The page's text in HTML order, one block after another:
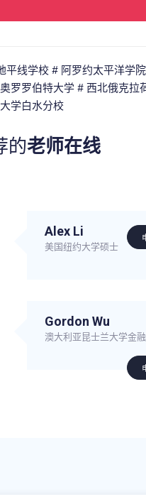
平线学校 # 阿罗约太平洋学院
罗罗伯特大学 # 西北俄克拉
学白水分校
的老师在线
Alex Li
美国纽约大学硕士
Gordon Wu
澳大利亚昆士兰大学金